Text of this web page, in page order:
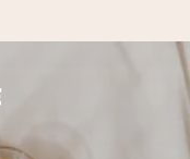
enviamos al vuelo,